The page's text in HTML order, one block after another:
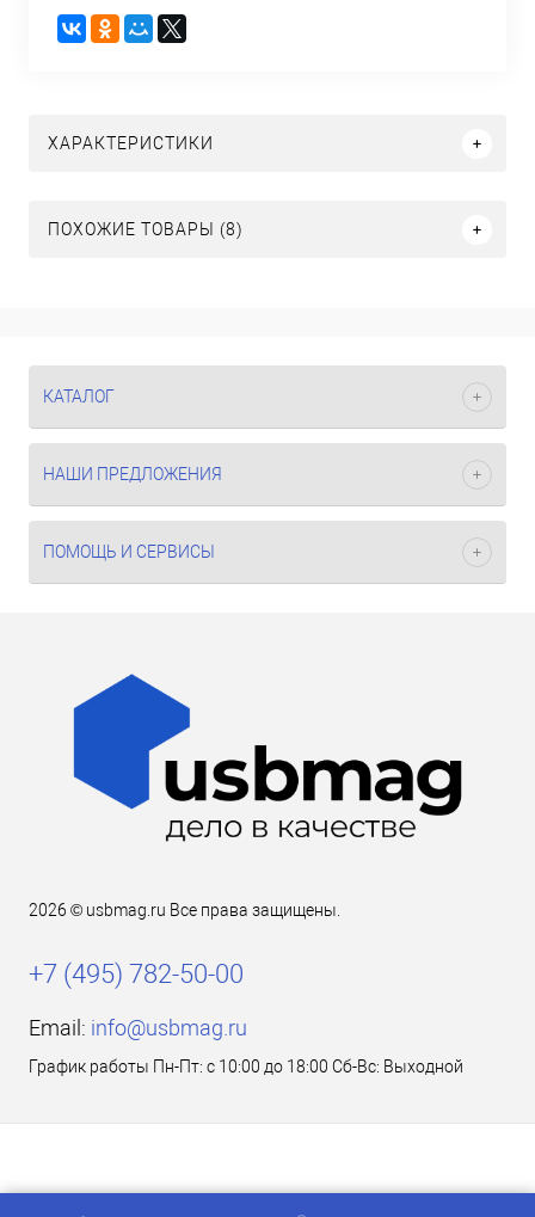
ХАРАКТЕРИСТИКИ
ПОХОЖИЕ ТОВАРЫ (8)
КАТАЛОГ
НАШИ ПРЕДЛОЖЕНИЯ
ПОМОЩЬ И СЕРВИСЫ
2026 © usbmag.ru Все права защищены.
+7 (495) 782-50-00
Email: info@usbmag.ru
График работы Пн-Пт: с 10:00 до 18:00 Сб-Вс: Выходной